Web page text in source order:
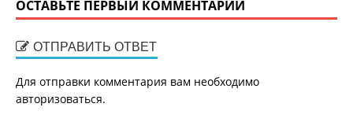
ОСТАВЬТЕ ПЕРВЫЙ КОММЕНТАРИЙ
ОТПРАВИТЬ ОТВЕТ
Для отправки комментария вам необходимо
авторизоваться.